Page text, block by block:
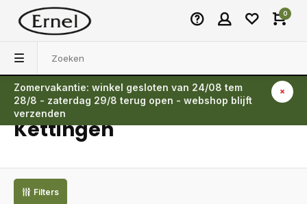
0
Zomervakantie: winkel gesloten van 24/08 tem
28/8 - zaterdag 29/8 terug open - webshop blijft
verzenden
Terug
Kettingen
Filters